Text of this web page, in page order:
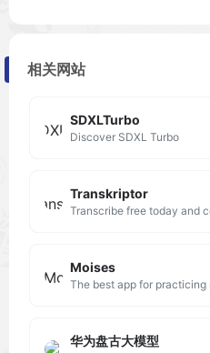
相关网站
SDXLTurbo
Discover SDXL Turbo
Transkriptor
Moises
华为盘古大模型